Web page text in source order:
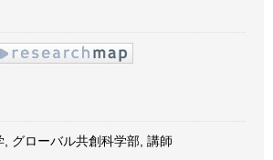
グローバル共創科学部, 講師